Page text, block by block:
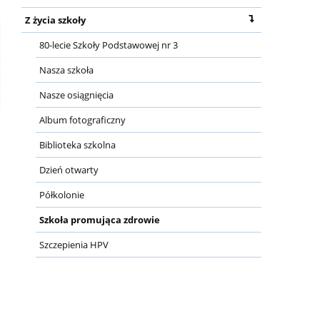
Z życia szkoły
80-lecie Szkoły Podstawowej nr 3
Nasza szkoła
Nasze osiągnięcia
Album fotograficzny
Biblioteka szkolna
Dzień otwarty
Półkolonie
Szkoła promująca zdrowie
Szczepienia HPV